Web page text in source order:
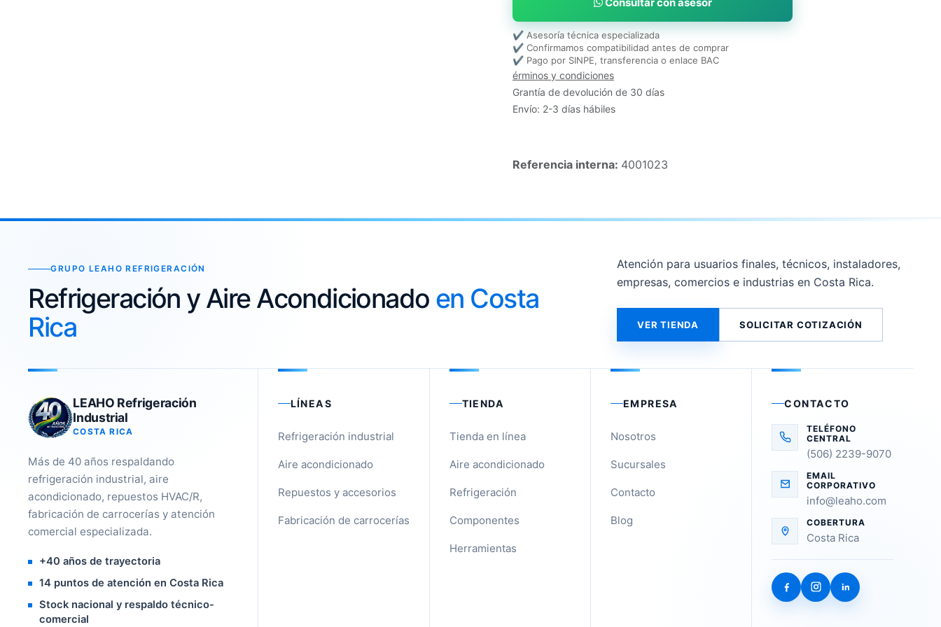
✔ Asesoría técnica especializada
✔ Confirmamos compatibilidad antes de comprar
✔ Pago por SINPE, transferencia o enlace BAC
érminos y condiciones
Grantía de devolución de 30 días
Envío: 2-3 días hábiles
Referencia interna: 4001023
GRUPO LEAHO REFRIGERACIÓN
Refrigeración y Aire Acondicionado en Costa
Rica
Atención para usuarios finales, técnicos, instaladores,
empresas, comercios e industrias en Costa Rica.
VER TIENDA SOLICITAR COTIZACIÓN
LEAHO Refrigeración
Industrial
COSTA RICA
Más de 40 años respaldando
refrigeración industrial, aire
acondicionado, repuestos HVAC/R,
fabricación de carrocerías y atención
comercial especializada.
+40 años de trayectoria
14 puntos de atención en Costa Rica
Stock nacional y respaldo técnico-
comercial
LÍNEAS
Refrigeración industrial
Aire acondicionado
Repuestos y accesorios
Fabricación de carrocerías
TIENDA
Tienda en línea
Aire acondicionado
Refrigeración
Componentes
Herramientas
EMPRESA
Nosotros
Sucursales
Contacto
Blog
CONTACTO
TELÉFONO
CENTRAL
(506) 2239-9070
EMAIL
CORPORATIVO
info@leaho.com
COBERTURA
Costa Rica